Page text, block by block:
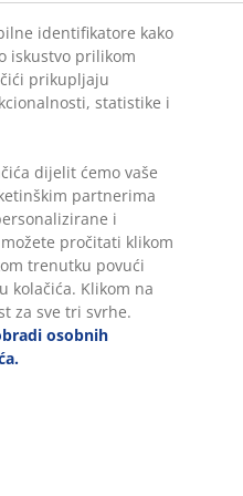
identifikatore kako
iskustvo prilikom
prikupljaju
statistike i
dijelit ćemo vaše
partnerima
i
pročitati klikom
trenutku povući
kolačića. Klikom na
za sve tri svrhe.
osobnih